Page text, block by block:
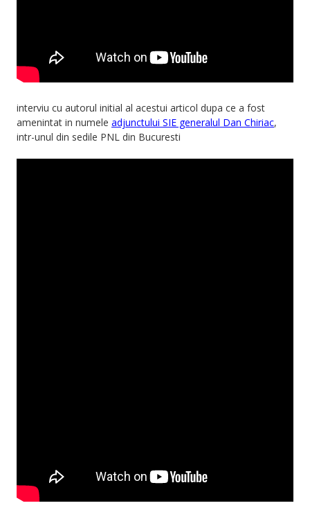
interviu cu autorul initial al acestui articol dupa ce a fost
amenintat in numele adjunctului SIE generalul Dan Chiriac,
intr-unul din sedile PNL din Bucuresti